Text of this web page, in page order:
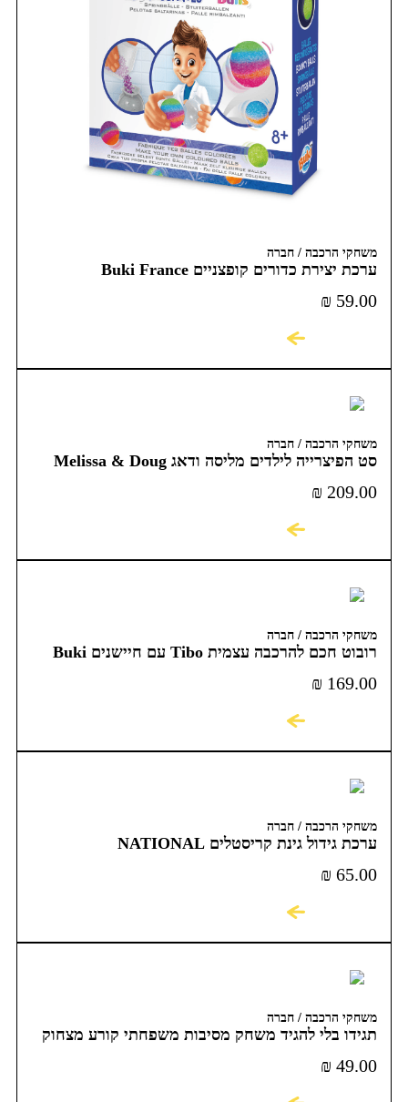
משחקי הרכבה / חברה
ערכת יצירת כדורים קופצניים Buki France
₪ 59.00
משחקי הרכבה / חברה
סט הפיצרייה לילדים מליסה ודאג Melissa & Doug
₪ 209.00
משחקי הרכבה / חברה
רובוט חכם להרכבה עצמית Tibo עם חיישנים Buki
₪ 169.00
משחקי הרכבה / חברה
ערכת גידול גינת קריסטלים NATIONAL
₪ 65.00
משחקי הרכבה / חברה
תגידו בלי להגיד משחק מסיבות משפחתי קורע מצחוק
₪ 49.00